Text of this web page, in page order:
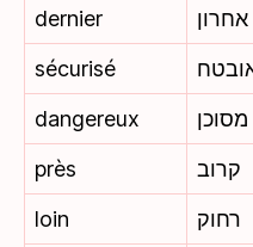
dernier
אחרון
sécurisé
dangereux
מסוכן
près
קרוב
loin
רחוק